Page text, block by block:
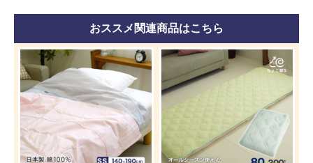
おススメ関連商品はこちら